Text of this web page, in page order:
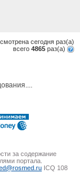
сегодня раз(a)
всего 4865 раз(a)
за содержание
портала.
ICQ 108